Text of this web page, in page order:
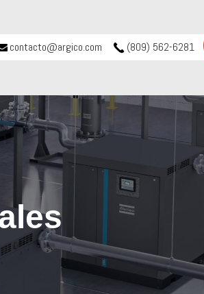
contacto@argico.com (809) 562-6281